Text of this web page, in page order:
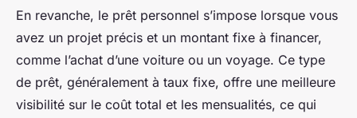
En revanche, le prêt personnel s’impose lorsque vous
avez un projet précis et un montant fixe à financer,
comme l’achat d’une voiture ou un voyage. Ce type
de prêt, généralement à taux fixe, offre une meilleure
visibilité sur le coût total et les mensualités, ce qui